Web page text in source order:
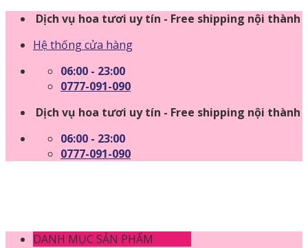
Skip
content
Dịch vụ hoa tươi uy tín - Free shipping nội thành
Hệ thống cửa hàng
06:00 - 23:00
0777-091-090
Dịch vụ hoa tươi uy tín - Free shipping nội thành
06:00 - 23:00
0777-091-090
DANH MỤC SẢN PHẨM